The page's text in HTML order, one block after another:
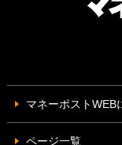
マネーポストWEB
ページ一覧